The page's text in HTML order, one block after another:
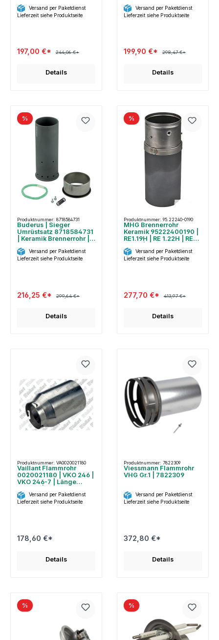
Versand per Paketdienst
Lieferzeit siehe Produktseite
197,00 €* 244,06 €*
Details
Versand per Paketdienst
Lieferzeit siehe Produktseite
199,90 €* 298,47 €*
Details
%
Produktnummer: 8718584731
Buderus | Sieger
Umrüstsatz 8718584731
| Keramik Brennerrohr |
Versand per Paketdienst
Lieferzeit siehe Produktseite
216,25 €* 299,64 €*
Details
%
Produktnummer: 95.22240-0190
MHG Brennerrohr
Keramik 95222400190 |
RE1.19H | RE 1.22H | RE
Versand per Paketdienst
Lieferzeit siehe Produktseite
277,70 €* 413,97 €*
Details
Produktnummer: VA0020021180
Vaillant Flammrohr
0020021180 | VKO 246 |
VKO 246-7 | Länge
Versand per Paketdienst
Lieferzeit siehe Produktseite
178,60 €*
Details
Produktnummer: 7822309
Viessmann Flammrohr
VHG Gr.1 | 7822309
Versand per Paketdienst
Lieferzeit siehe Produktseite
372,80 €*
Details
% %